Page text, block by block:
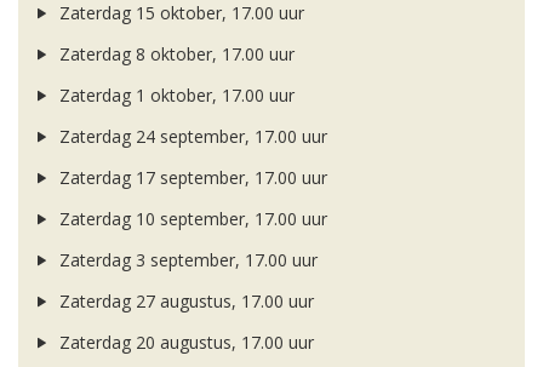
Zaterdag 15 oktober, 17.00 uur
Zaterdag 8 oktober, 17.00 uur
Zaterdag 1 oktober, 17.00 uur
Zaterdag 24 september, 17.00 uur
Zaterdag 17 september, 17.00 uur
Zaterdag 10 september, 17.00 uur
Zaterdag 3 september, 17.00 uur
Zaterdag 27 augustus, 17.00 uur
Zaterdag 20 augustus, 17.00 uur